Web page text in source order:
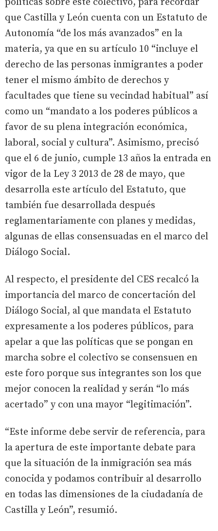
que Castilla y León cuenta con un Estatuto de
Autonomía “de los más avanzados” en la
materia, ya que en su artículo 10 “incluye el
derecho de las personas inmigrantes a poder
tener el mismo ámbito de derechos y
facultades que tiene su vecindad habitual” así
como un “mandato a los poderes públicos a
favor de su plena integración económica,
laboral, social y cultura”. Asimismo, precisó
que el 6 de junio, cumple 13 años la entrada en
vigor de la Ley 3 2013 de 28 de mayo, que
desarrolla este artículo del Estatuto, que
también fue desarrollada después
reglamentariamente con planes y medidas,
algunas de ellas consensuadas en el marco del
Diálogo Social.
Al respecto, el presidente del CES recalcó la
importancia del marco de concertación del
Diálogo Social, al que mandata el Estatuto
expresamente a los poderes públicos, para
apelar a que las políticas que se pongan en
marcha sobre el colectivo se consensuen en
este foro porque sus integrantes son los que
mejor conocen la realidad y serán “lo más
acertado” y con una mayor “legitimación”.
“Este informe debe servir de referencia, para
la apertura de este importante debate para
que la situación de la inmigración sea más
conocida y podamos contribuir al desarrollo
en todas las dimensiones de la ciudadanía de
Castilla y León”, resumió.